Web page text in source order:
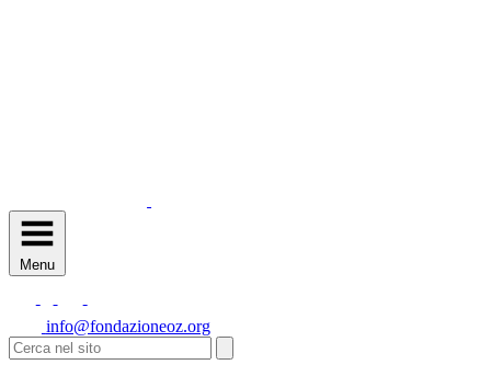
Menu
info@fondazioneoz.org